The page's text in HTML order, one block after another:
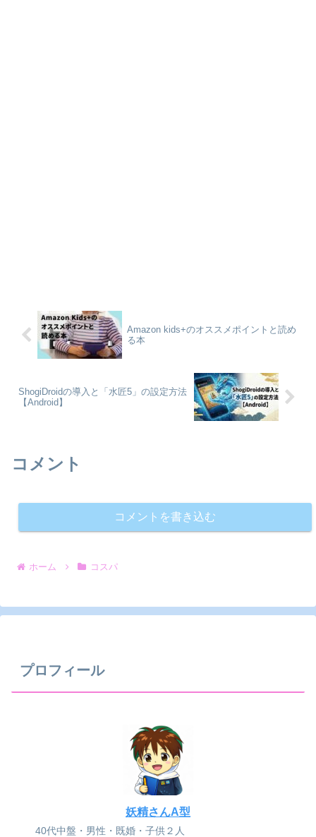
Amazon kids+のオススメポイントと読め
る本
ShogiDroidの導入と「水匠5」の設定方法
【Android】
コメント
コメントを書き込む
ホーム コスパ
プロフィール
妖精さんA型
40代中盤・男性・既婚・子供２人